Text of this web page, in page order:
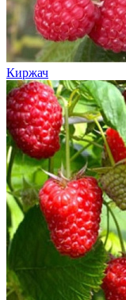
Киржач